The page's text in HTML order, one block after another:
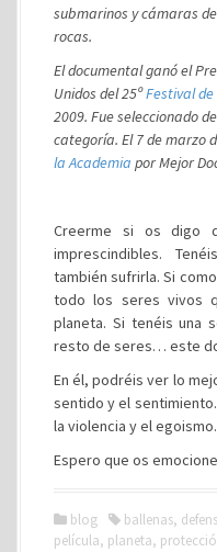
submarinos y cámaras
rocas.
El documental ganó el
Unidos del 25ºFestival de
2009. Fue seleccionado
categoría. El 7 de marzo
la Academia por Mejor
Creerme si os digo
imprescindibles.
también sufrirla. Si
todo los seres vivos
planeta. Si tenéis una
resto de seres… este
En él, podréis ver lo
sentido y el
la violencia y el egoismo.
Espero que os
blog ballenas,
película, planeta,